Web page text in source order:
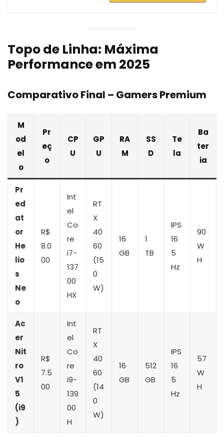
Topo de Linha: Máxima
Performance em 2025
Comparativo Final – Gamers Premium
M
od
el
o
Pr
eç
o
CP
U
GP
U
RA
M
SS
D
Te
la
Ba
ter
ia
Pr
ed
at
or
He
lio
s
Ne
o
R$
8.0
00
Int
el
Co
re
i7-
137
00
HX
RT
X
40
60
(15
0
W)
16
GB
1
TB
IPS
16
5
Hz
90
W
H
Ac
er
Nit
ro
V1
5
(i9
)
R$
7.5
00
Int
el
Co
re
i9-
139
00
H
RT
X
40
60
(14
0
W)
16
GB
512
GB
IPS
16
5
Hz
57
W
H